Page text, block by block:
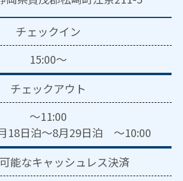
チェックイン
15:00～
チェックアウト
～11:00
18日泊～8月29日泊 ～10:00
能なキャッシュレス決済